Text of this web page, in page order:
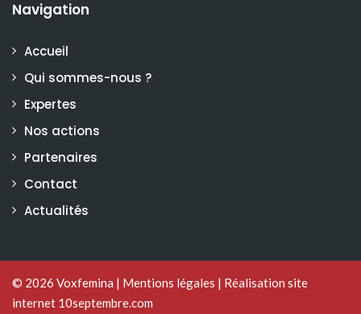
Navigation
Accueil
Qui sommes-nous ?
Expertes
Nos actions
Partenaires
Contact
Actualités
© 2026 Voxfemina | Mentions légales | Réalisation site
internet 10septembre.com